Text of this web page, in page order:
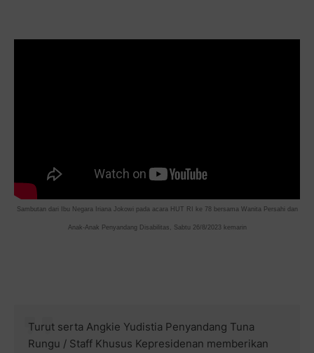
Sambutan dari Ibu Negara Iriana Jokowi pada acara HUT RI ke 78 bersama Wanita Persahi dan
Anak-Anak Penyandang Disabilitas, Sabtu 26/8/2023 kemarin
Turut serta Angkie Yudistia Penyandang Tuna
Rungu / Staff Khusus Kepresidenan memberikan